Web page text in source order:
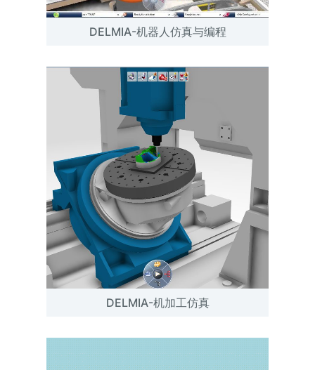
DELMIA-机器人仿真与编程
DELMIA-机加工仿真